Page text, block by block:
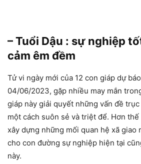
– Tuổi Dậu : sự nghiệp
cảm êm đềm
Tử vi ngày mới của 12 con giáp dự
04/06/2023, gặp nhiều may mắn
giáp này giải quyết những vấn đề
một cách suôn sẻ và triệt để. Hơn
xây dựng những mối quan hệ xã giao
cho con đường sự nghiệp hiện tại
này.